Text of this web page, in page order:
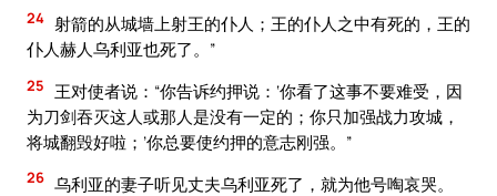
24 射箭的从城墙上射王的仆人；王的仆人之中有死的，王的
仆人赫人乌利亚也死了。”
25 王对使者说：“你告诉约押说：‘你看了这事不要难受，因
为刀剑吞灭这人或那人是没有一定的；你只加强战力攻城，
将城翻毁好啦；’你总要使约押的意志刚强。”
26 乌利亚的妻子听见丈夫乌利亚死了，就为他号啕哀哭。